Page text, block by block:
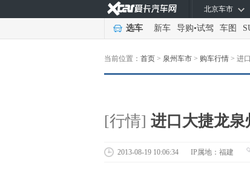
北京车市
选车 新车 导购•试驾 车图
当前位置： 首页 > 泉州车市 > 购车行情 > 进
[行情] 进口大捷龙泉
2013-08-19 10:06:34 IP属地：福建